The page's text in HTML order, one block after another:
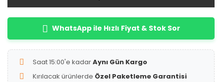
WhatsApp ile Hızlı Fiyat & Stok Sor
Saat 15:00'e kadarAynı Gün Kargo
Kırılacak ürünlerde Özel Paketleme Garantisi